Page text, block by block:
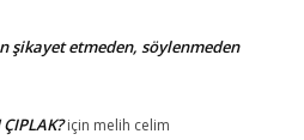
şikayet etmeden, söylenmeden
için melih celim